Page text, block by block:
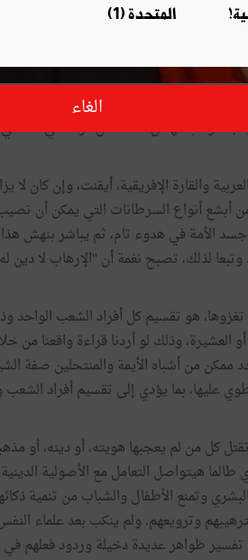
العراقي مظفر نواب منذ سنين، وها أنا
ولا بدَّ لها أن تأخذ الآن درسا في
الإفريقية، أيقنت، وإن كان لا
أبشع أنواع السرطانات التي يمكن أن
الأمة في هدوء تام، ثم يباشر بنهش
لذلك، تصبح نغمة أن "الإرهاب لا دين
هو تقسيم كل أفراد الشعب الواحد
العشيرة، وذلك لو أردنا قراءة واقعنا من
ممكن من أشباه الأيمة والمنتحلين صفة
عليها، بما يؤدي إلى تقسيم أفراد
كل من لم يعجبها هويته، أو دينه، أو
هيتواصل التعامل مع الأصولية
وتمنع الأطفال والشباب من تنمية
وترويعهم. ولم ينكب بعد علماء
ظواهر عديدة دخيلة وردود فعلهم
المتحدة (1)
الغاء